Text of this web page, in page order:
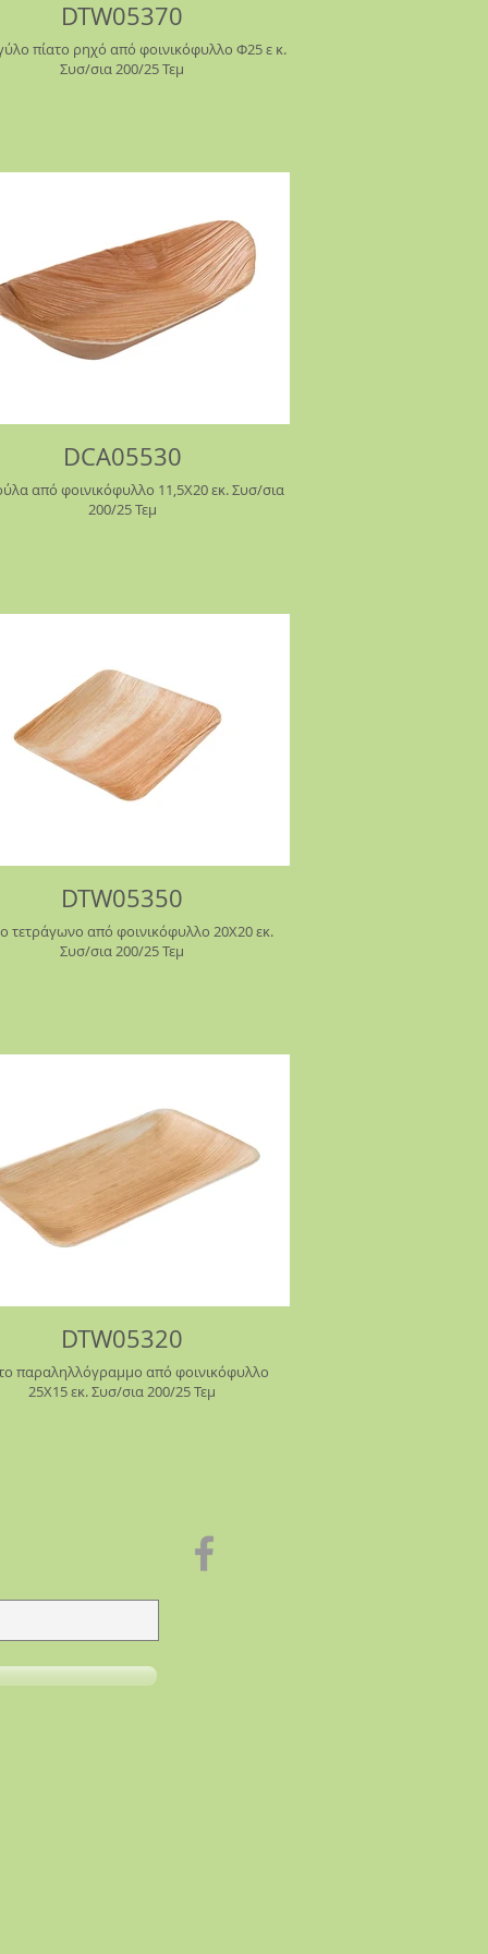
DTW05370
πίατο ρηχό από φοινικόφυλλο Φ25 ε κ.
Συσ/σια 200/25 Τεμ
DCA05530
από φοινικόφυλλο 11,5Χ20 εκ. Συσ/σια
200/25 Τεμ
DTW05350
τετράγωνο από φοινικόφυλλο 20Χ20 εκ.
Συσ/σια 200/25 Τεμ
DTW05320
παραληλλόγραμμο από φοινικόφυλλο
25Χ15 εκ. Συσ/σια 200/25 Τεμ